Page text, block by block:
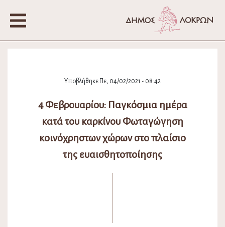
Υποβλήθηκε Πε, 04/02/2021 - 08:42
4 Φεβρουαρίου: Παγκόσμια ημέρα
κατά του καρκίνου Φωταγώγηση
κοινόχρηστων χώρων στο πλαίσιο
της ευαισθητοποίησης